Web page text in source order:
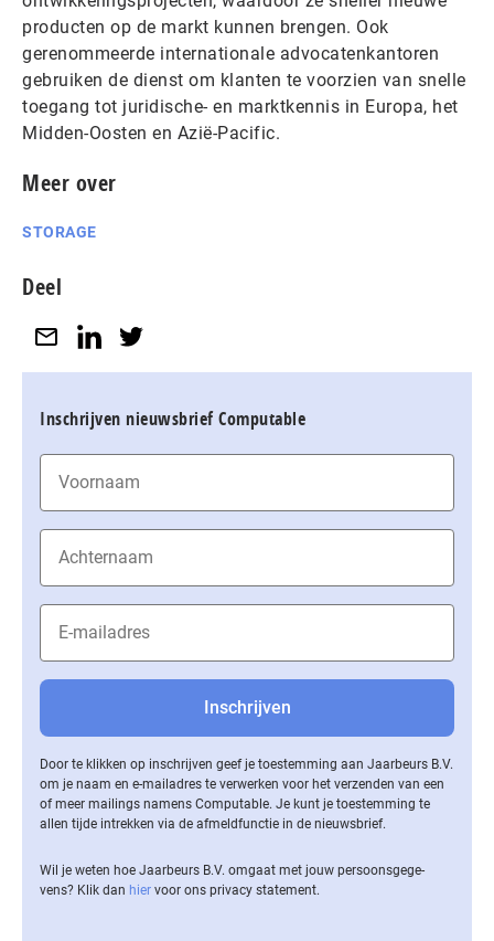
producten op de markt kunnen brengen. Ook
gerenommeerde internationale advocatenkantoren
gebruiken de dienst om klanten te voorzien van snelle
toegang tot juridische- en marktkennis in Europa, het
Midden-Oosten en Azië-Pacific.
Meer over
STORAGE
Deel
Inschrijven nieuwsbrief Computable
Door te klikken op inschrijven geef je toestemming aan Jaarbeurs B.V.
om je naam en e-mailadres te verwerken voor het verzenden van een
of meer mailings namens Computable. Je kunt je toestemming te
allen tijde intrekken via de af­meld­func­tie in de nieuwsbrief.
Wil je weten hoe Jaarbeurs B.V. omgaat met jouw per­soons­ge­ge­
vens? Klik dan hier voor ons privacy statement.